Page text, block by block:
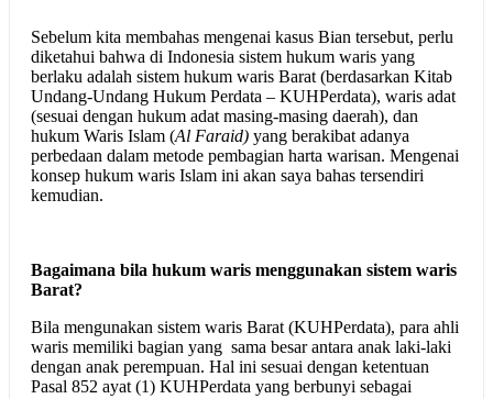
Sebelum kita membahas mengenai kasus Bian tersebut, perlu
diketahui bahwa di Indonesia sistem hukum waris yang
berlaku adalah sistem hukum waris Barat (berdasarkan Kitab
Undang-Undang Hukum Perdata – KUHPerdata), waris adat
(sesuai dengan hukum adat masing-masing daerah), dan
hukum Waris Islam (Al Faraid) yang berakibat adanya
perbedaan dalam metode pembagian harta warisan. Mengenai
konsep hukum waris Islam ini akan saya bahas tersendiri
kemudian.
Bagaimana bila hukum waris menggunakan sistem waris
Barat?
Bila mengunakan sistem waris Barat (KUHPerdata), para ahli
waris memiliki bagian yang sama besar antara anak laki-laki
dengan anak perempuan. Hal ini sesuai dengan ketentuan
Pasal 852 ayat (1) KUHPerdata yang berbunyi sebagai